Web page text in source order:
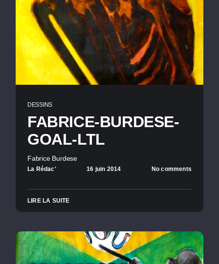
DESSINS
FABRICE-BURDESE-
GOAL-LTL
Fabrice Burdese
La Rédac' 16 juin 2014 No comments
LIRE LA SUITE